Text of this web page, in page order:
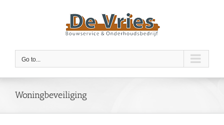
Go to...
Woningbeveiliging